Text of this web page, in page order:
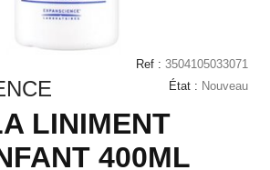
Ref : 3504105033071
État : Nouveau
LINIMENT
400ML